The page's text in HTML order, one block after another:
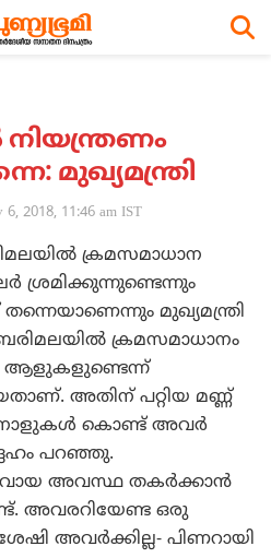
മുഖ്യമന്ത്രി
6, 2018, 11:46 am IST
ക്രമസമാധാന
ശ്രമിക്കുന്നുണ്ടെന്നും
മുഖ്യമന്ത്രി
ക്രമസമാധാനം
ആളുകളുണ്ടെന്ന്
അതിന് പറ്റിയ മണ്ണ്
നാളുകള്‍ കൊണ്ട് അവര്‍
പറഞ്ഞു.
അവസ്ഥ തകര്‍ക്കാന്‍
അവരറിയേണ്ട ഒരു
അവര്‍ക്കില്ല- പിണറായി